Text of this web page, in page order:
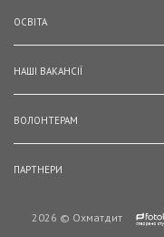
ОСВІТА
НАШІ ВАКАНСІЇ
ВОЛОНТЕРАМ
ПАРТНЕРИ
2026 © Охматдит